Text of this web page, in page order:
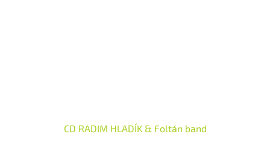
CD RADIM HLADÍK & Foltán band